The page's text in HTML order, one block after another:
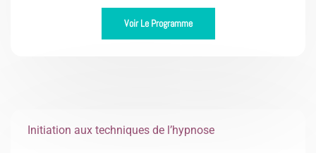
Voir Le Programme
Initiation aux techniques de l’hypnose